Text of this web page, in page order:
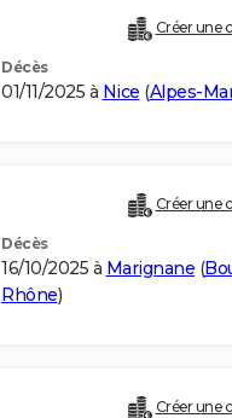
Créer une
Décès
01/11/2025 à Nice (Alpes-
Créer une
Décès
16/10/2025 à Marignane (
Rhône)
Créer une